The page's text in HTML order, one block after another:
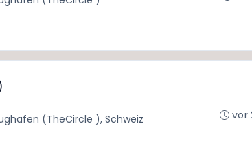
(TheCircle ), Schweiz
vor